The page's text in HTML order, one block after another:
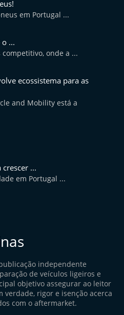
em Portugal ...
...
onde a ...
ecossistema para as
and Mobility está a
...
em Portugal ...
independente
de veículos ligeiros e
objetivo assegurar ao leitor
rigor e isenção acerca
com o aftermarket.